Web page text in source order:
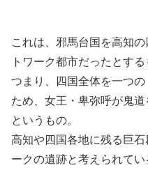
これは、邪馬台国を高知
トワーク都市だったとする
つまり、四国全体を一つ
ため、女王・卑弥呼が鬼
というもの。
高知や四国各地に残る巨
ークの遺跡と考えられてい